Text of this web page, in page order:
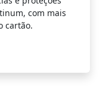
com mais
cartão.